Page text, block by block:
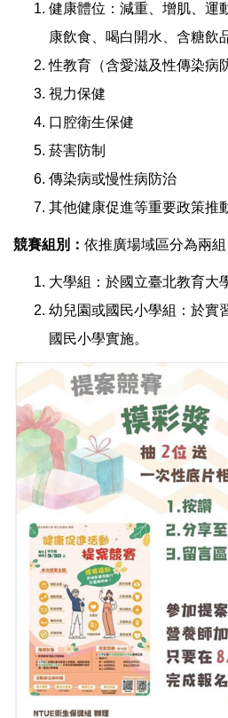
健康體位：減重、增肌、運
康飲食、喝白開水、含糖飲
性教育（含愛滋及性傳染病
視力保健
口腔衛生保健
菸害防制
傳染病或慢性病防治
其他健康促進等重要政策推
競賽組別： 依推廣場域區分為兩組
大學組：於國立臺北教育大
幼兒園或國民小學組：於實
國民小學實施。